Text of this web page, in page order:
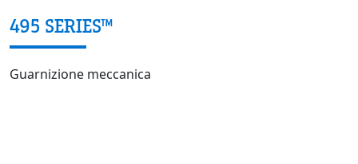
495 SERIES™
Guarnizione meccanica